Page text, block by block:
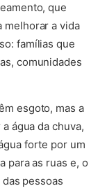
que
melhorar a vida
famílias que
comunidades
esgoto, mas a
água da chuva,
forte por um
para as ruas e, o
pessoas